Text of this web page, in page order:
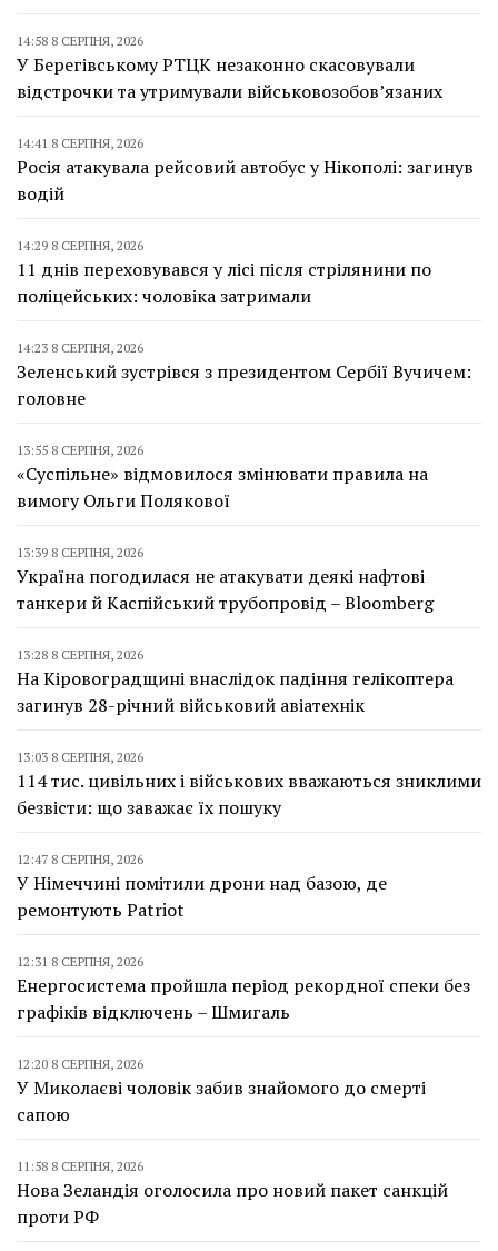
14:58 8 СЕРПНЯ, 2026
У Берегівському РТЦК незаконно скасовували
відстрочки та утримували військовозобов’язаних
14:41 8 СЕРПНЯ, 2026
Росія атакувала рейсовий автобус у Нікополі: загинув
водій
14:29 8 СЕРПНЯ, 2026
11 днів переховувався у лісі після стрілянини по
поліцейських: чоловіка затримали
14:23 8 СЕРПНЯ, 2026
Зеленський зустрівся з президентом Сербії Вучичем:
головне
13:55 8 СЕРПНЯ, 2026
«Суспільне» відмовилося змінювати правила на
вимогу Ольги Полякової
13:39 8 СЕРПНЯ, 2026
Україна погодилася не атакувати деякі нафтові
танкери й Каспійський трубопровід – Bloomberg
13:28 8 СЕРПНЯ, 2026
На Кіровоградщині внаслідок падіння гелікоптера
загинув 28-річний військовий авіатехнік
13:03 8 СЕРПНЯ, 2026
114 тис. цивільних і військових вважаються зниклими
безвісти: що заважає їх пошуку
12:47 8 СЕРПНЯ, 2026
У Німеччині помітили дрони над базою, де
ремонтують Patriot
12:31 8 СЕРПНЯ, 2026
Енергосистема пройшла період рекордної спеки без
графіків відключень – Шмигаль
12:20 8 СЕРПНЯ, 2026
У Миколаєві чоловік забив знайомого до смерті
сапою
11:58 8 СЕРПНЯ, 2026
Нова Зеландія оголосила про новий пакет санкцій
проти РФ